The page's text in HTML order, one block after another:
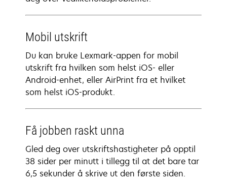
Mobil utskrift
Du kan bruke Lexmark-appen for mobil
utskrift fra hvilken som helst iOS- eller
Android-enhet, eller AirPrint fra et hvilket
som helst iOS-produkt.
Få jobben raskt unna
Gled deg over utskriftshastigheter på opptil
38 sider per minutt i tillegg til at det bare tar
6,5 sekunder å skrive ut den første siden.